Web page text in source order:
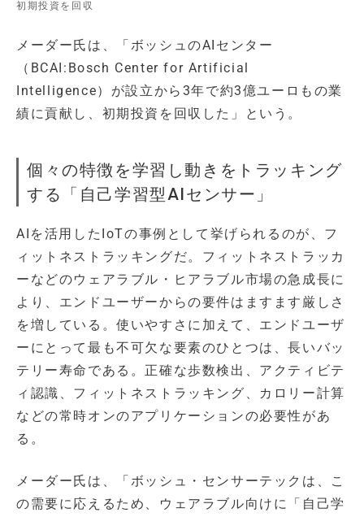
初期投資を回収
メーダー氏は、「ボッシュのAIセンター
（BCAI:Bosch Center for Artificial
Intelligence）が設立から3年で約3億ユーロもの業
績に貢献し、初期投資を回収した」という。
個々の特徴を学習し動きをトラッキング
する「自己学習型AIセンサー」
AIを活用したIoTの事例として挙げられるのが、フ
ィットネストラッキングだ。フィットネストラッカ
ーなどのウェアラブル・ヒアラブル市場の急成長に
より、エンドユーザーからの要件はますます厳しさ
を増している。使いやすさに加えて、エンドユーザ
ーにとって最も不可欠な要素のひとつは、長いバッ
テリー寿命である。正確な歩数検出、アクティビテ
ィ認識、フィットネストラッキング、カロリー計算
などの常時オンのアプリケーションの必要性があ
る。
メーダー氏は、「ボッシュ・センサーテックは、こ
の需要に応えるため、ウェアラブル向けに「自己学